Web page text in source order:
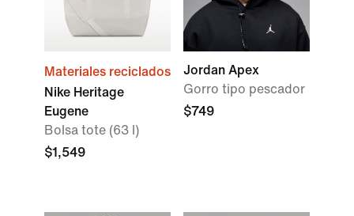
Materiales reciclados
Nike Heritage
Eugene
Bolsa tote (63 l)
$1,549
Jordan Apex
Gorro tipo pescador
$749